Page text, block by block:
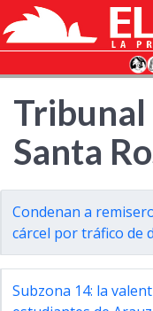
Tribunal
Santa
Condenan a
cárcel por tráfico de
Subzona 14: la